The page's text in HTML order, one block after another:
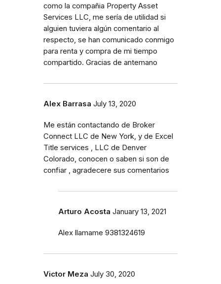
como la compañia Property Asset
Services LLC, me sería de utilidad si
alguien tuviera algún comentario al
respecto, se han comunicado conmigo
para renta y compra de mi tiempo
compartido. Gracias de antemano
Alex Barrasa July 13, 2020
Me están contactando de Broker
Connect LLC de New York, y de Excel
Title services , LLC de Denver
Colorado, conocen o saben si son de
confiar , agradecere sus comentarios
Arturo Acosta January 13, 2021
Alex llamame 9381324619
Victor Meza July 30, 2020